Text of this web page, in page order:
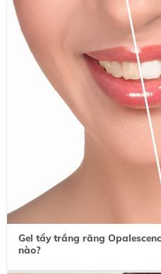
Gel tẩy trắng răng
nào?